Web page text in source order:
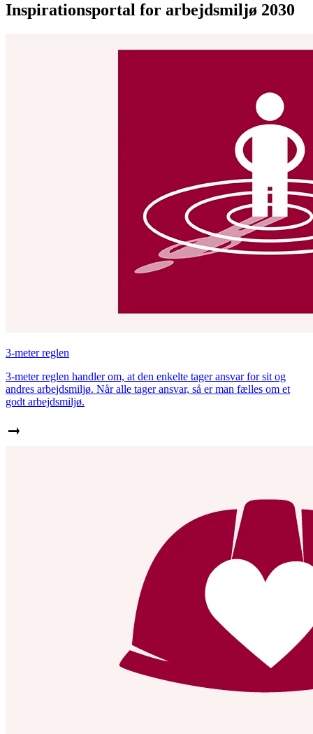
Inspirationsportal for arbejdsmiljø 2030
3-meter reglen
3-meter reglen handler om, at den enkelte tager ansvar for sit og
andres arbejdsmiljø. Når alle tager ansvar, så er man fælles om et
godt arbejdsmiljø.